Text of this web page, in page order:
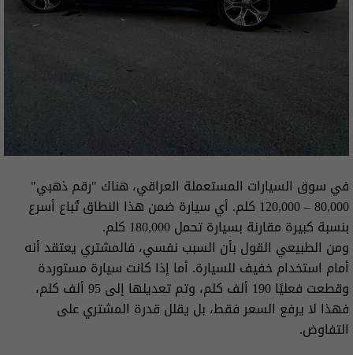
في سوق السيارات المستعملة العراقي، هناك "رقم ذهبي"
80,000 – 120,000 كلم. أي سيارة ضمن هذا النطاق تُباع أسرع
بنسبة كبيرة مقارنة بسيارة تحمل 180,000 كلم.
ومن الطبيعي القول بأن السبب نفسي، فالمشتري يعتقد أنه
أمام استخدام خفيف للسيارة. أما إذا كانت سيارة مستوردة
وقطعت فعليًا 190 ألف كلم، وتم تعديلها إلى 95 ألف كلم،
فهذا لا يرفع السعر فقط، بل يقلل قدرة المشتري على
التفاوض.